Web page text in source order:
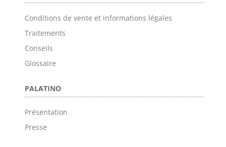
Conditions de vente et informations légales
Traitements
Conseils
Glossaire
PALATINO
Présentation
Presse